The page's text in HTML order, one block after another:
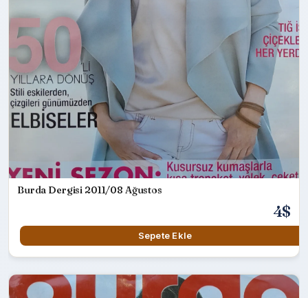
Burda Dergisi 2011/08 Ağustos
4$
Sepete Ekle